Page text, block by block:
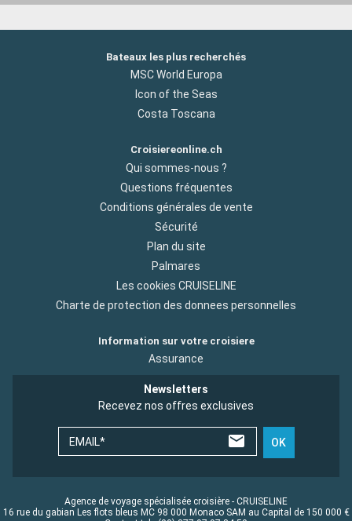
Bateaux les plus recherchés
MSC World Europa
Icon of the Seas
Costa Toscana
Croisiereonline.ch
Qui sommes-nous ?
Questions fréquentes
Conditions générales de vente
Sécurité
Plan du site
Palmares
Les cookies CRUISELINE
Charte de protection des donnees personnelles
Information sur votre croisiere
Assurance
Newsletters
Recevez nos offres exclusives
EMAIL* OK
Agence de voyage spécialisée croisière - CRUISELINE
16 rue du gabian Les flots bleus MC 98 000 Monaco SAM au Capital de 150 000 €